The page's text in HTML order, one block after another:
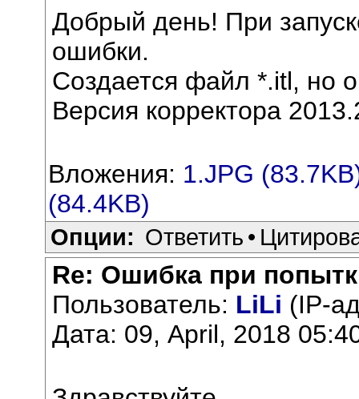
Добрый день! При
ошибки.
Создается файл *.itl, но
Версия корректора
Вложения: 1.JPG
(84.4KB)
Опции: Ответить •
Re: Ошибка при
Пользователь: LiLi (IP-
Дата: 09, April, 2018